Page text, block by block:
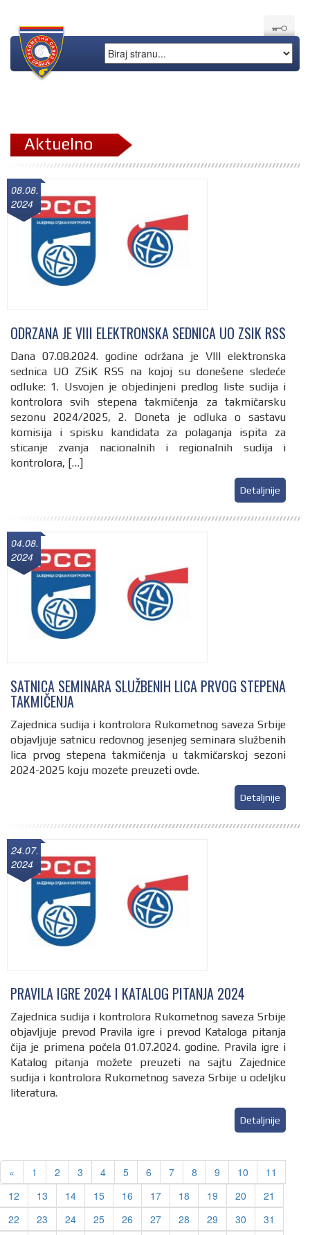
Aktuelno
08.08.
2024
ODRZANA JE VIII ELEKTRONSKA SEDNICA UO ZSIK RSS
Dana 07.08.2024. godine održana je VIII elektronska
sednica UO ZSiK RSS na kojoj su donešene sledeće
odluke: 1. Usvojen je objedinjeni predlog liste sudija i
kontrolora svih stepena takmičenja za takmičarsku
sezonu 2024/2025, 2. Doneta je odluka o sastavu
komisija i spisku kandidata za polaganja ispita za
sticanje zvanja nacionalnih i regionalnih sudija i
kontrolora, […]
Detaljnije
04.08.
2024
SATNICA SEMINARA SLUŽBENIH LICA PRVOG STEPENA
TAKMIČENJA
Zajednica sudija i kontrolora Rukometnog saveza Srbije
objavljuje satnicu redovnog jesenjeg seminara službenih
lica prvog stepena takmičenja u takmičarskoj sezoni
2024-2025 koju mozete preuzeti ovde.
Detaljnije
24.07.
2024
PRAVILA IGRE 2024 I KATALOG PITANJA 2024
Zajednica sudija i kontrolora Rukometnog saveza Srbije
objavljuje prevod Pravila igre i prevod Kataloga pitanja
čija je primena počela 01.07.2024. godine. Pravila igre i
Katalog pitanja možete preuzeti na sajtu Zajednice
sudija i kontrolora Rukometnog saveza Srbije u odeljku
literatura.
Detaljnije
« Previous
1 2 3 4 5 6 7 8 9 10
11
12
13 14 15 16 17 18 19 20
21
22
23 24 25 26 27 28 29 30
31